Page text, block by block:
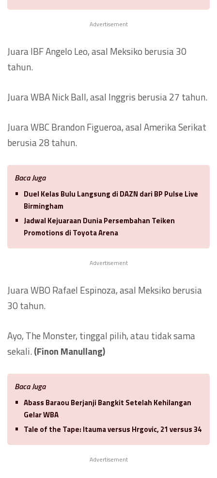
Advertisement
Juara IBF Angelo Leo, asal Meksiko berusia 30
tahun.
Juara WBA Nick Ball, asal Inggris berusia 27 tahun.
Juara WBC Brandon Figueroa, asal Amerika Serikat
berusia 28 tahun.
Baca Juga
Duel Kelas Bulu Langsung di DAZN dari BP Pulse Live
Birmingham
Jadwal Kejuaraan Dunia Persembahan Teiken
Promotions di Toyota Arena
Advertisement
Juara WBO Rafael Espinoza, asal Meksiko berusia
30 tahun.
Ayo, The Monster, tinggal pilih, atau tidak sama
sekali.(Finon Manullang)
Baca Juga
Abass Baraou Berjanji Bangkit Setelah Kehilangan
Gelar WBA
Tale of the Tape: Itauma versus Hrgovic, 21 versus 34
Advertisement